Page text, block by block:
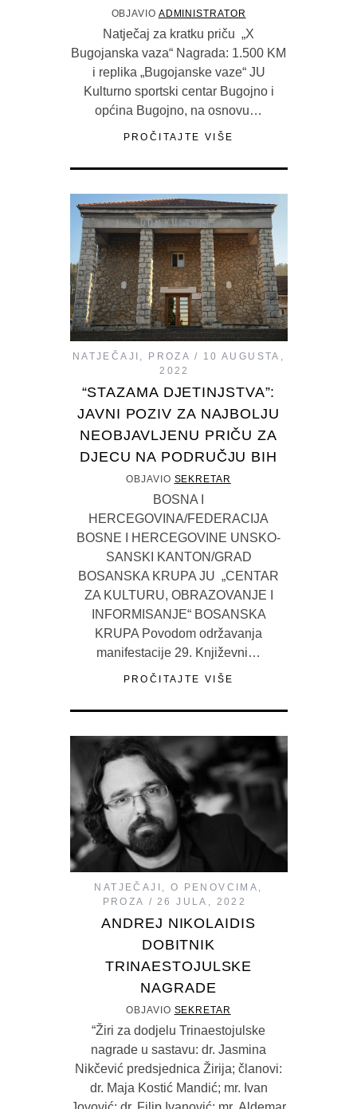
OBJAVIO ADMINISTRATOR
Natječaj za kratku priču „X
Bugojanska vaza“ Nagrada: 1.500 KM
i replika „Bugojanske vaze“ JU
Kulturno sportski centar Bugojno i
općina Bugojno, na osnovu…
PROČITAJTE VIŠE
NATJEČAJI , PROZA
10 AUGUSTA,
2022
“STAZAMA DJETINJSTVA”:
JAVNI POZIV ZA NAJBOLJU
NEOBJAVLJENU PRIČU ZA
DJECU NA PODRUČJU BIH
OBJAVIO SEKRETAR
BOSNA I
HERCEGOVINA/FEDERACIJA
BOSNE I HERCEGOVINE UNSKO-
SANSKI KANTON/GRAD
BOSANSKA KRUPA JU „CENTAR
ZA KULTURU, OBRAZOVANJE I
INFORMISANJE“ BOSANSKA
KRUPA Povodom održavanja
manifestacije 29. Književni…
PROČITAJTE VIŠE
NATJEČAJI O PENOVCIMA
PROZA
26 JULA, 2022
ANDREJ NIKOLAIDIS
DOBITNIK
TRINAESTOJULSKE
NAGRADE
OBJAVIO SEKRETAR
“Žiri za dodjelu Trinaestojulske
nagrade u sastavu: dr. Jasmina
Nikčević predsjednica Žirija; članovi:
dr. Maja Kostić Mandić; mr. Ivan